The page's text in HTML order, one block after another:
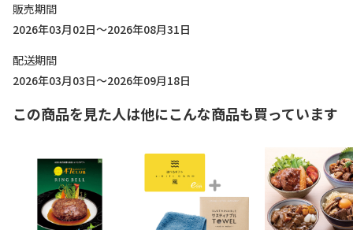
販売期間
2026年03月02日～2026年08月31日
配送期間
2026年03月03日～2026年09月18日
この商品を見た人は他にこんな商品も買っています